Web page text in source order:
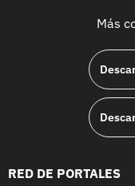
Más
RED DE PORTALES